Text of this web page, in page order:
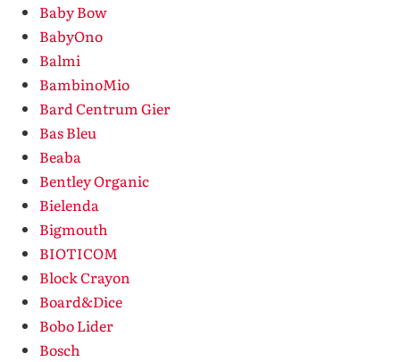
Baby Bow
BabyOno
Balmi
BambinoMio
Bard Centrum Gier
Bas Bleu
Beaba
Bentley Organic
Bielenda
Bigmouth
BIOTICOM
Block Crayon
Board&Dice
Bobo Lider
Bosch